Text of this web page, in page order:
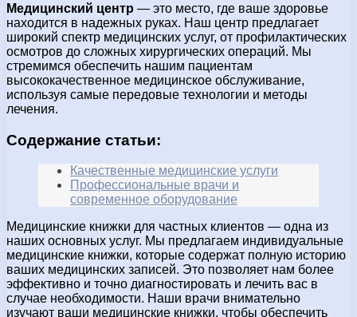
Медицинский центр — это место, где ваше здоровье
находится в надежных руках. Наш центр предлагает
широкий спектр медицинских услуг, от профилактических
осмотров до сложных хирургических операций. Мы
стремимся обеспечить нашим пациентам
высококачественное медицинское обслуживание,
используя самые передовые технологии и методы
лечения.
Содержание статьи:
Качественные медицинские услуги
Профессиональные врачи и
современное оборудование
Медицинские книжки для частных клиентов — одна из
наших основных услуг. Мы предлагаем индивидуальные
медицинские книжки, которые содержат полную историю
ваших медицинских записей. Это позволяет нам более
эффективно и точно диагностировать и лечить вас в
случае необходимости. Наши врачи внимательно
изучают ваши медицинские книжки, чтобы обеспечить